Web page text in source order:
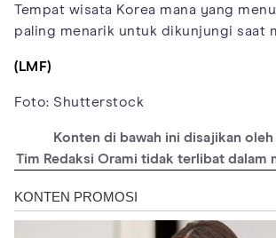
Tempat wisata Korea mana yang
paling menarik untuk dikunjungi saat
(LMF)
Foto: Shutterstock
Konten di bawah ini disajikan
Tim Redaksi Orami tidak terlibat dalam